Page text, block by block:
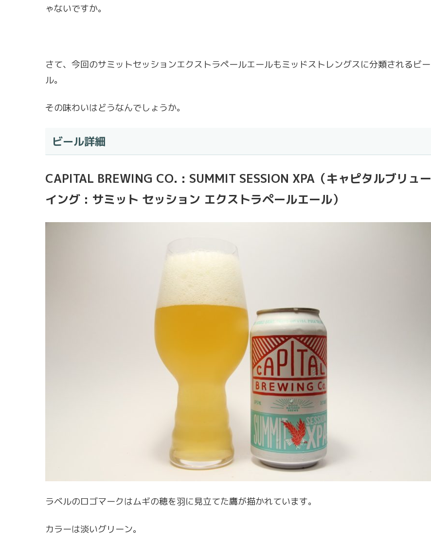
ゃないですか。
さて、今回のサミットセッションエクストラペールエールもミッドストレングスに分類されるビー
ル。
その味わいはどうなんでしょうか。
ビール詳細
CAPITAL BREWING CO. : SUMMIT SESSION XPA（キャピタルブリュー
イング : サミット セッション エクストラペールエール）
ラベルのロゴマークはムギの穂を羽に見立てた鷹が描かれています。
カラーは淡いグリーン。